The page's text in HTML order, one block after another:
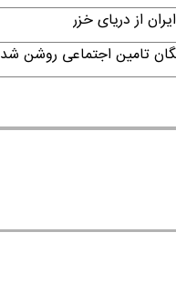
از دریای خزر
تامین اجتماعی روشن شد